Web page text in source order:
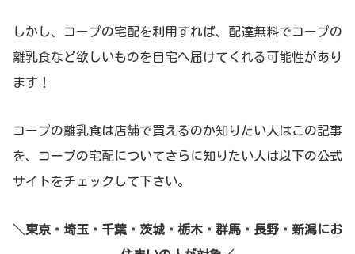
しかし、コープの宅配を利用すれば、配達無料でコープの
離乳食など欲しいものを自宅へ届けてくれる可能性があり
ます！
コープの離乳食は店舗で買えるのか知りたい人はこの記事
を、コープの宅配についてさらに知りたい人は以下の公式
サイトをチェックして下さい。
＼ 東京・埼玉・千葉・茨城・栃木・群馬・長野・新潟にお